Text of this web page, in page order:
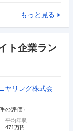
もっと見る
ト企業ラン
ヤリング株式会
の評価）
平均年収
471 万円